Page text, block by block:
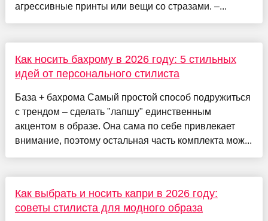
агрессивные принты или вещи со стразами. –...
Как носить бахрому в 2026 году: 5 стильных
идей от персонального стилиста
База + бахрома Самый простой способ подружиться
с трендом – сделать "лапшу" единственным
акцентом в образе. Она сама по себе привлекает
внимание, поэтому остальная часть комплекта мож...
Как выбрать и носить капри в 2026 году:
советы стилиста для модного образа